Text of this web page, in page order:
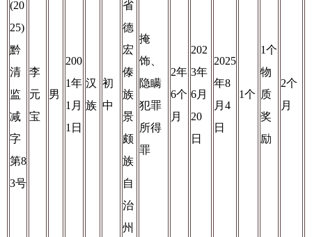
(20
25)
黔
清
监
减
字
第8
3号
李
元
宝
男
200
1年
1月
1日
汉
族
初
中
省
德
宏
傣
族
景
颇
族
自
治
州
掩
饰、
隐瞒
犯罪
所得
罪
2年
6个
月
202
3年
6月
20
日
2025
年8
月4
日
1个
1个
物
质
奖
励
2个
月